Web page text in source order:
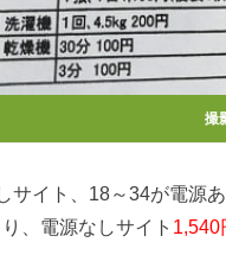
撮
サイト、18～34が電源あ
、電源なしサイト